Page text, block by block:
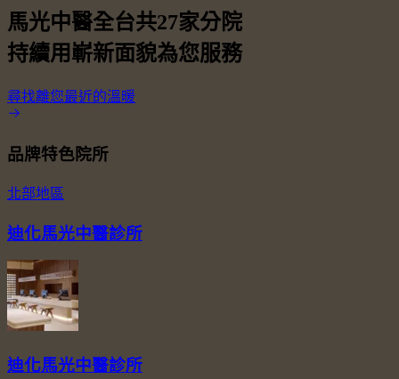
馬光中醫全台共27家分院
持續用嶄新面貌為您服務
尋找離您最近的溫暖
品牌特色院所
北部地區
迪化馬光中醫診所
迪化馬光中醫診所